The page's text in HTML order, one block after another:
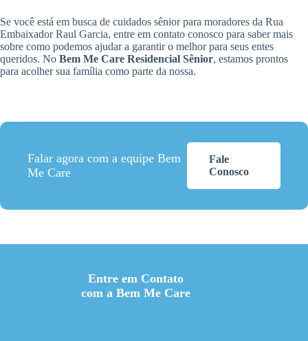
Se você está em busca de cuidados sênior para moradores da Rua
Embaixador Raul Garcia, entre em contato conosco para saber mais
sobre como podemos ajudar a garantir o melhor para seus entes
queridos. No Bem Me Care Residencial Sênior, estamos prontos
para acolher sua família como parte da nossa.
Falar agora com a equipe Bem
Me Care
Fale
Conosco
Entre em Contato
com a Bem Me Care